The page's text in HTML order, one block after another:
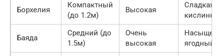
Борхелия
Компактный
(до 1.2м)
Высокая
Сладкая, с
Баяда
Средний (до
1.5м)
Очень
высокая
ягодный